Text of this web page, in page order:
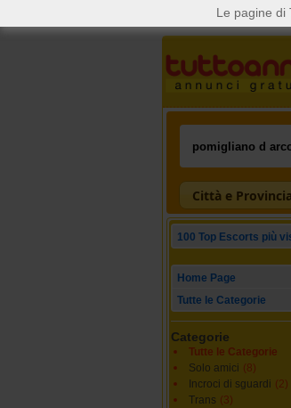
Città e Provincia
100 Top Escorts più
Home Page
Tutte le Categorie
Categorie
Tutte le Categorie
Solo amici (8)
Incroci di sguardi (2)
Trans (3)
Le pagine di